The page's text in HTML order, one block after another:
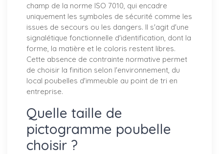
champ de la norme ISO 7010, qui encadre
uniquement les symboles de sécurité comme les
issues de secours ou les dangers. Il s'agit d'une
signalétique fonctionnelle d'identification, dont la
forme, la matière et le coloris restent libres.
Cette absence de contrainte normative permet
de choisir la finition selon l'environnement, du
local poubelles d'immeuble au point de tri en
entreprise.
Quelle taille de
pictogramme poubelle
choisir ?